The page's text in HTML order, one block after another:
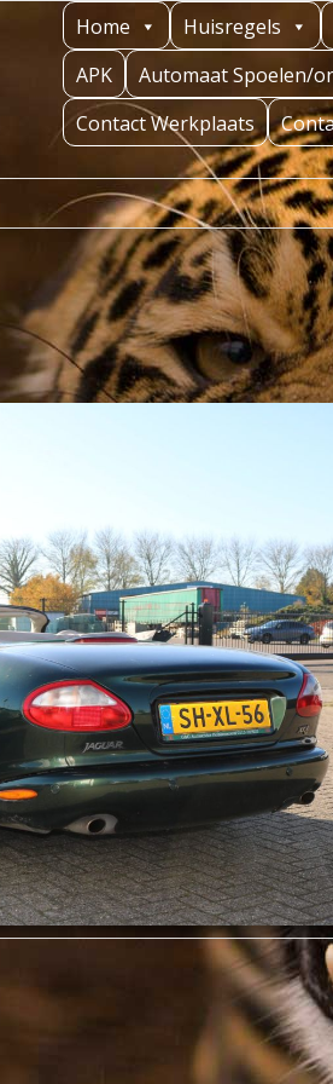
Home Huisregels
APK
Automaat Spoelen/
Contact Werkplaats